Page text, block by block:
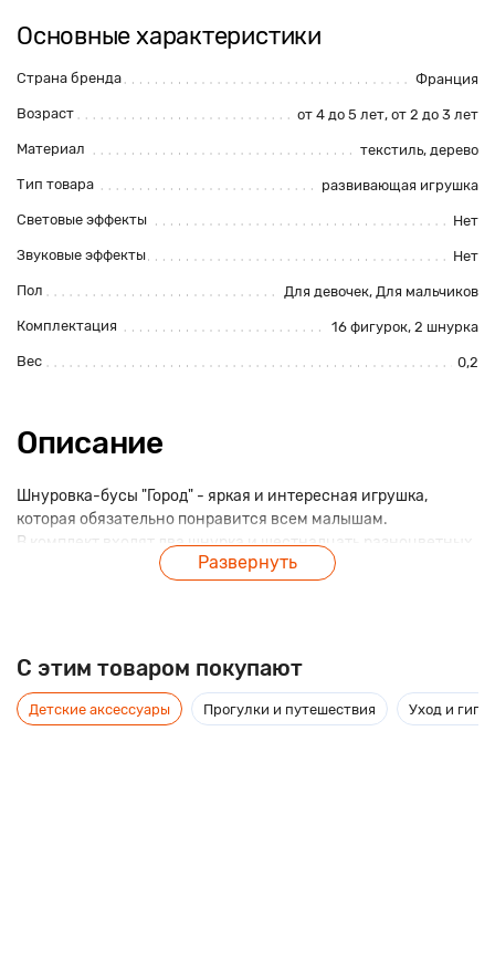
Основные характеристики
Страна бренда Франция
Возраст от 4 до 5 лет, от 2 до 3 лет
Материал текстиль, дерево
Тип товара развивающая игрушка
Световые эффекты Нет
Звуковые эффекты Нет
Пол Для девочек, Для мальчиков
Комплектация 16 фигурок, 2 шнурка
Вес 0,2
Описание
Шнуровка-бусы "Город" - яркая и интересная игрушка,
которая обязательно понравится всем малышам.
В комплект входят два шнурка и шестнадцать разноцветных
фигурок, которые нужно нанизывать на шнурки.
детей.
Развернуть
C этим товаром покупают
Детские аксессуары Прогулки и путешествия Уход и